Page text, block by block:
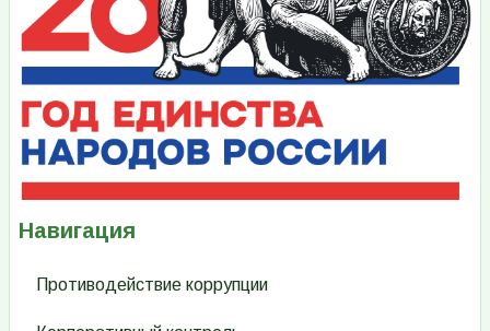
Навигация
Противодействие коррупции